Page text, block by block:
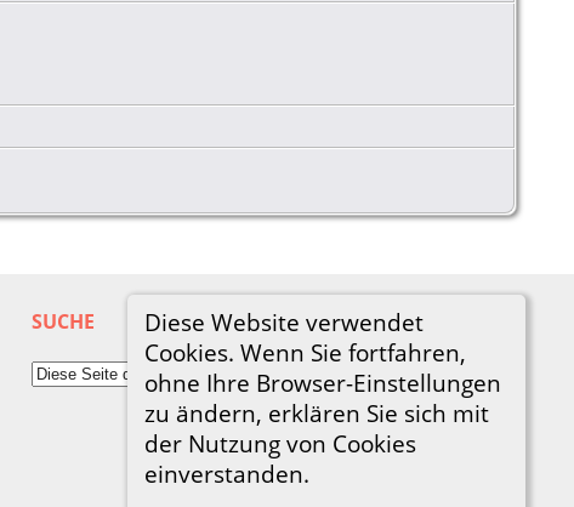
Diese Website verwendet
Cookies. Wenn Sie fortfahren,
ohne Ihre Browser-Einstellungen
zu ändern, erklären Sie sich mit
der Nutzung von Cookies
einverstanden.
SUCHE